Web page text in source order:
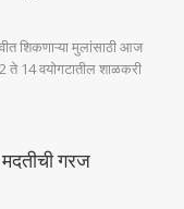
शिकणाऱ्या मुलांसाठी आज
14 वयोगटातील शाळकरी
गरज